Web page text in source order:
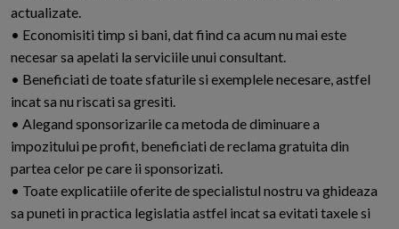
actualizate.
• Economisiti timp si bani, dat fiind ca acum nu mai este
necesar sa apelati la serviciile unui consultant.
• Beneficiati de toate sfaturile si exemplele necesare, astfel
incat sa nu riscati sa gresiti.
• Alegand sponsorizarile ca metoda de diminuare a
impozitului pe profit, beneficiati de reclama gratuita din
partea celor pe care ii sponsorizati.
• Toate explicatiile oferite de specialistul nostru va ghideaza
sa puneti in practica legislatia astfel incat sa evitati taxele si